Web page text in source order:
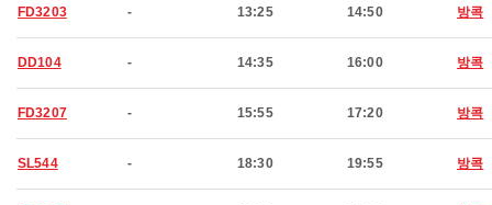
FD3203 - 13:25 14:50 방콕
DD104 - 14:35 16:00 방콕
FD3207 - 15:55 17:20 방콕
SL544 - 18:30 19:55 방콕